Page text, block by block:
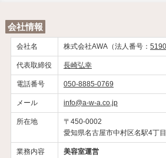
会社情報
会社名 株式会社AWA（法人番号：
代表取締役 長崎弘幸
電話番号 050-8885-0769
メール info@a-w-a.co.jp
所在地
〒450-0002
愛知県名古屋市中村区名駅4丁
業務内容
美容室運営